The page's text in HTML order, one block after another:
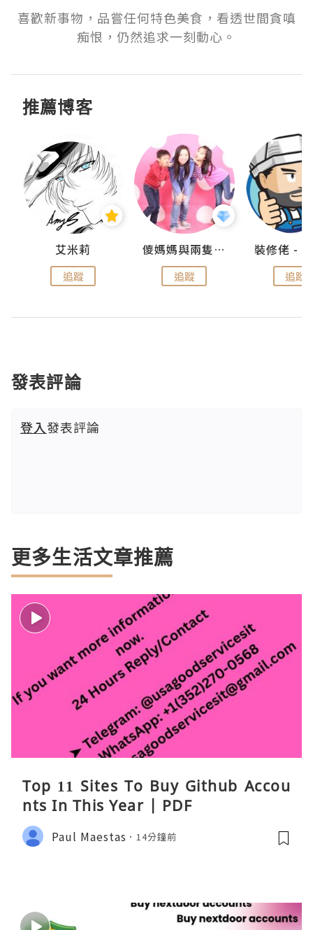
喜歡新事物，品嘗任何特色美食，看透世間貪嗔
痴恨，仍然追求一刻動心。
推薦博客
艾米莉
追蹤
儍媽媽與兩隻小魔怪之家
追蹤 追蹤
發表評論
登入發表評論
更多生活文章推薦
Top 11 Sites To Buy Github Accou
nts In This Year | PDF
Paul Maestas 14分鐘前